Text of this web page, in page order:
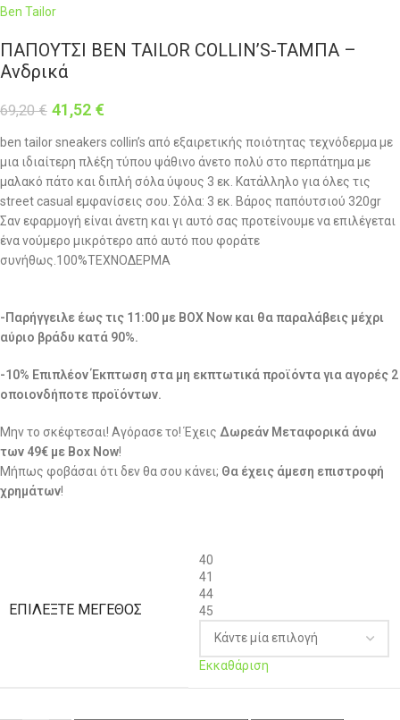
Ben Tailor
ΠΑΠΟΥΤΣΙ BEN TAILOR COLLIN’S-ΤΑΜΠΑ –
Ανδρικά
69,20€ 41,52 €
ben tailor sneakers collin’s από εξαιρετικής ποιότητας τεχνόδερμα με
μια ιδιαίτερη πλέξη τύπου ψάθινο άνετο πολύ στο περπάτημα με
μαλακό πάτο και διπλή σόλα ύψους 3 εκ. Κατάλληλο για όλες τις
street casual εμφανίσεις σου. Σόλα: 3 εκ. Βάρος παπόυτσιού 320gr
Σαν εφαρμογή είναι άνετη και γι αυτό σας προτείνουμε να επιλέγεται
ένα νούμερο μικρότερο από αυτό που φοράτε
συνήθως.100%ΤΕΧΝΟΔΕΡΜΑ
-Παρήγγειλε έως τις 11:00 με BOX Now και θα παραλάβεις μέχρι
αύριο βράδυ κατά 90%.
-10% Επιπλέον Έκπτωση στα μη εκπτωτικά προϊόντα για αγορές 2
οποιονδήποτε προϊόντων.
Μην το σκέφτεσαι! Αγόρασε το! Έχεις Δωρεάν Μεταφορικά άνω
των 49€ με Box Now!
Μήπως φοβάσαι ότι δεν θα σου κάνει; Θα έχεις άμεση επιστροφή
χρημάτων!
ΕΠΙΛΈΞΤΕ ΜΈΓΕΘΟΣ
40
41
44
45
Εκκαθάριση